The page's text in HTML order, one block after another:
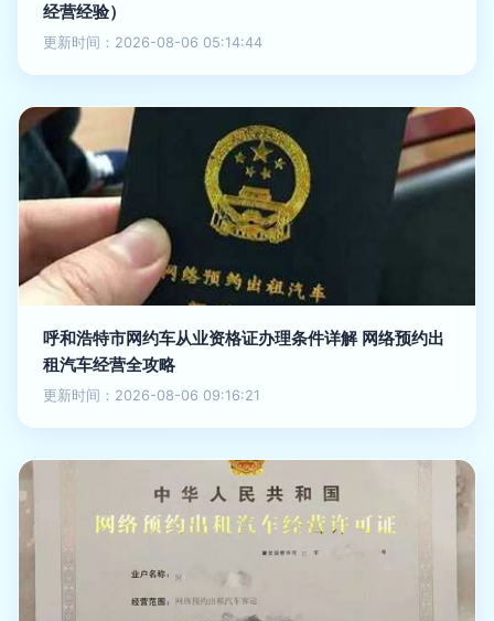
经营经验）
更新时间：2026-08-06 05:14:44
呼和浩特市网约车从业资格证办理条件详解 网络预约出
租汽车经营全攻略
更新时间：2026-08-06 09:16:21